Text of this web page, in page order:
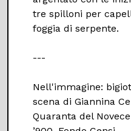
tre spilloni per
foggia di serpente.
---
Nell'immagine:
scena di Giannina
Quaranta del